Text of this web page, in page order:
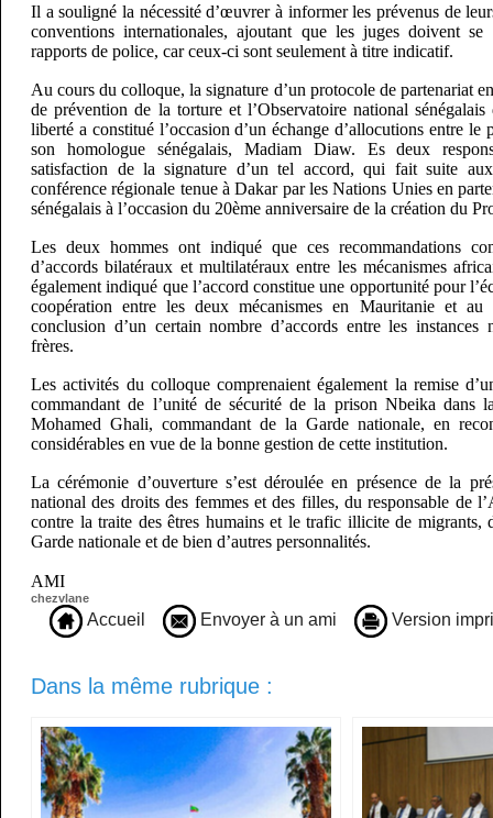
Il a souligné la nécessité d’œuvrer à informer les prévenus de
conventions internationales, ajoutant que les juges doivent se
rapports de police, car ceux-ci sont seulement à titre indicatif.
Au cours du colloque, la signature d’un protocole de partenariat
de prévention de la torture et l’Observatoire national
liberté a constitué l’occasion d’un échange d’allocutions entre le
son homologue sénégalais, Madiam Diaw. Es deux
satisfaction de la signature d’un tel accord, qui fait suite
conférence régionale tenue à Dakar par les Nations Unies en
sénégalais à l’occasion du 20ème anniversaire de la création du
Les deux hommes ont indiqué que ces recommandations
d’accords bilatéraux et multilatéraux entre les mécanismes
également indiqué que l’accord constitue une opportunité pour
coopération entre les deux mécanismes en Mauritanie et
conclusion d’un certain nombre d’accords entre les instances
frères.
Les activités du colloque comprenaient également la remise
commandant de l’unité de sécurité de la prison Nbeika dans
Mohamed Ghali, commandant de la Garde nationale, en
considérables en vue de la bonne gestion de cette institution.
La cérémonie d’ouverture s’est déroulée en présence de la
national des droits des femmes et des filles, du responsable de
contre la traite des êtres humains et le trafic illicite de migrants,
Garde nationale et de bien d’autres personnalités.
AMI
chezvlane
Accueil Envoyer à un ami Version
Dans la même rubrique :